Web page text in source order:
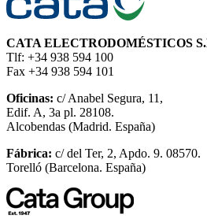
CATA ELECTRODOMÉSTICOS
Tlf: +34 938 594 100
Fax +34 938 594 101
Oficinas: c/ Anabel Segura, 11,
Edif. A, 3a pl. 28108.
Alcobendas (Madrid. España)
Fábrica: c/ del Ter, 2, Apdo. 9. 08570.
Torelló (Barcelona. España)